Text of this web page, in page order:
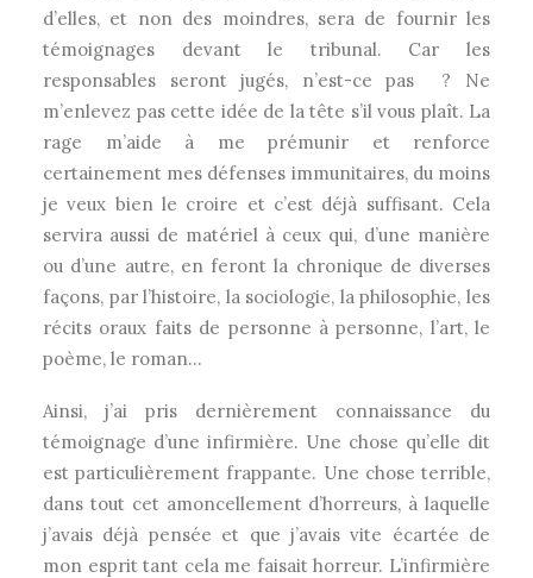
d’elles, et non des moindres, sera de fournir les
témoignages devant le tribunal. Car les
responsables seront jugés, n’est-ce pas ? Ne
m’enlevez pas cette idée de la tête s’il vous plaît. La
rage m’aide à me prémunir et renforce
certainement mes défenses immunitaires, du moins
je veux bien le croire et c’est déjà suffisant. Cela
servira aussi de matériel à ceux qui, d’une manière
ou d’une autre, en feront la chronique de diverses
façons, par l’histoire, la sociologie, la philosophie, les
récits oraux faits de personne à personne, l’art, le
poème, le roman…
Ainsi, j’ai pris dernièrement connaissance du
témoignage d’une infirmière. Une chose qu’elle dit
est particulièrement frappante. Une chose terrible,
dans tout cet amoncellement d’horreurs, à laquelle
j’avais déjà pensée et que j’avais vite écartée de
mon esprit tant cela me faisait horreur. L’infirmière